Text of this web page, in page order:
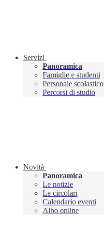
Servizi
Panoramica
Famiglie e studenti
Personale scolastico
Percorsi di studio
Novità
Panoramica
Le notizie
Le circolari
Calendario eventi
Albo online